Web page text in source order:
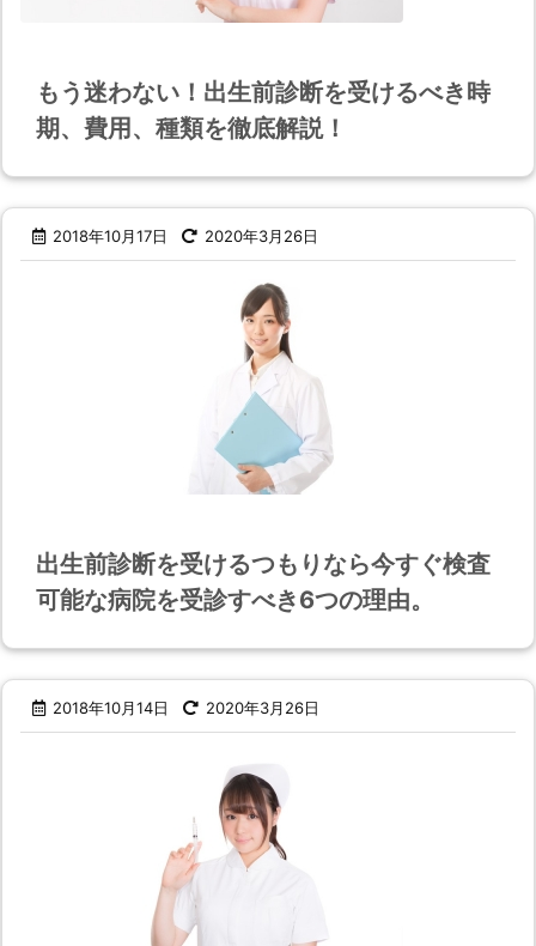
もう迷わない！出生前診断を受けるべき時
期、費用、種類を徹底解説！
2018年10月17日 2020年3月26日
出生前診断を受けるつもりなら今すぐ検査
可能な病院を受診すべき6つの理由。
2018年10月14日 2020年3月26日